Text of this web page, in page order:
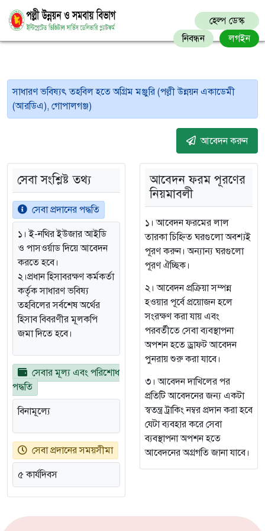
হেল্প ডেস্ক
নিবন্ধন
লগইন
সাধারণ ভবিষ্যৎ তহবিল হতে অগ্রিম মঞ্জুরি (পল্লী উন্নয়ন একাডেমী
(আরডিএ), গোপালগঞ্জ)
আবেদন করুন
সেবা সংশ্লিষ্ট তথ্য
সেবা প্রদানের পদ্ধতি
১। ই-নথির ইউজার আইডি
ও পাসওর্য়াড দিয়ে আবেদন
করতে হবে।
২।প্রধান হিসাবরক্ষণ কর্মকর্তা
কর্তৃক সাধারণ ভবিষ্য
তহবিলের সর্বশেষ অর্থের
হিসাব বিবরণীর মূলকপি
জমা দিতে হবে।
সেবার মূল্য এবং পরিশোধ
পদ্ধতি
বিনামূল্যে
সেবা প্রদানের সময়সীমা
৫ কার্যদিবস
আবেদন ফরম পূরণের
নিয়মাবলী
১। আবেদন ফরমের লাল
তারকা চিহ্নিত ঘরগুলো অবশ্যই
পূরণ করুন। অন্যান্য ঘরগুলো
পূরণ ঐচ্ছিক।
২। আবেদন প্রক্রিয়া সম্পন্ন
হওয়ার পূর্বে প্রয়োজন হলে
সংরক্ষণ করা যায় এবং
পরবর্তীতে সেবা ব্যবস্থাপনা
অপশন হতে ড্রাফট আবেদন
পুনরায় শুরু করা যাবে।
৩। আবেদন দাখিলের পর
প্রতিটি আবেদনের জন্য একটা
স্বতন্ত্র ট্রাকিং নম্বর প্রদান করা হবে
যেটা ব্যবহার করে সেবা
ব্যবস্থাপনা অপশন হতে
আবেদনের অগ্রগতি জানা যাবে।